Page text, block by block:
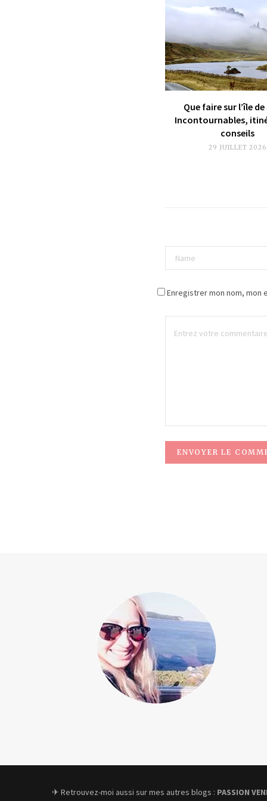
Que faire sur l’île de
Incontournables,
conseils
29 JUILLET 2026
Enregistrer mon nom, mon
✈︎ Retrouvez-moi aussi sur mes autres blogs : PASSION